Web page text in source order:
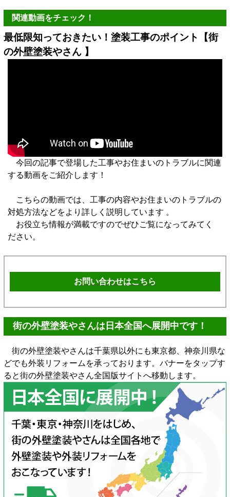
関連動画をチェック！
最低限知っておきたい！塗装工事のポイント【街
の外壁塗装やさん 】
今回の記事で登場した工事やお住まいのトラブルに関連
する動画をご紹介します！
こちらの動画では、工事の内容やお住まいのトラブルの
対処方法などをより詳しく説明しています 。
お役立ち情報が満載ですのでぜひご覧になってみてく
ださい。
お問い合わせはこちら
街の外壁塗装やさんは日本全国へ展開中です！
街の外壁塗装やさんは千葉県以外にも東京都、神奈川県な
どでも外装リフォームを承っております。バナーをタップす
ると街の外壁塗装やさん全国版サイトへ移動します。